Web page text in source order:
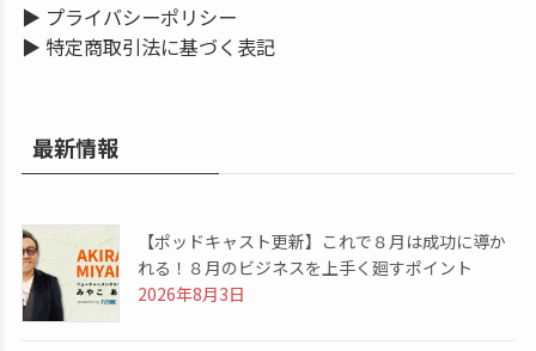
▶ プライバシーポリシー
▶ 特定商取引法に基づく表記
最新情報
【ポッドキャスト更新】これで８月は成功に導か
れる！８月のビジネスを上手く廻すポイント
2026年8月3日